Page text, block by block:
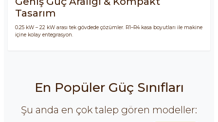
Tasarım
0.25 kW – 22 kW arası tek gövdede çözümler. R1–R4 kasa boyutları ile makine
içine kolay entegrasyon.
En Popüler Güç Sınıfları
Şu anda en çok talep gören modeller: